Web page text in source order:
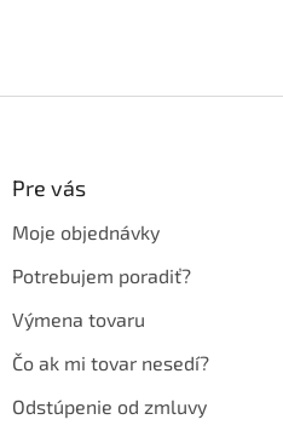
Pre vás
Moje objednávky
Potrebujem poradiť?
Výmena tovaru
Čo ak mi tovar nesedí?
Odstúpenie od zmluvy